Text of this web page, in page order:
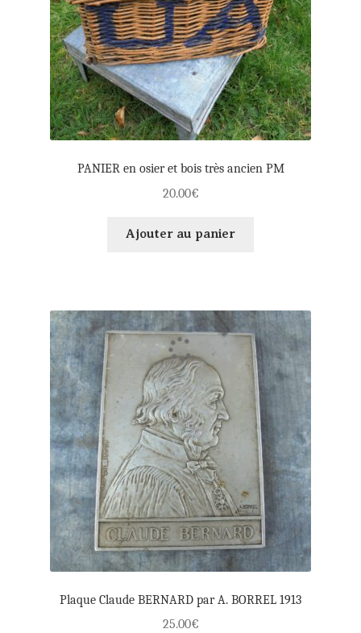
PANIER en osier et bois très ancien PM
20.00€
Ajouter au panier
Plaque Claude BERNARD par A. BORREL 1913
25.00€